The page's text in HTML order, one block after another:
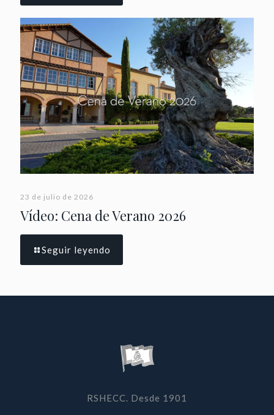
23 de julio de 2026
Vídeo: Cena de Verano 2026
Seguir leyendo
RSHECC. Desde 1901